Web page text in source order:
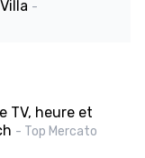
-
TV, heure et
- Top Mercato